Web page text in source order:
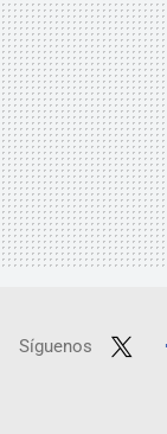
Síguenos